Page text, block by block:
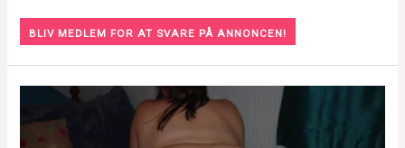
BLIV MEDLEM FOR AT SVARE PÅ ANNONCEN!